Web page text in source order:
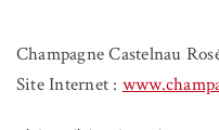
Champagne Castelnau
Site Internet :